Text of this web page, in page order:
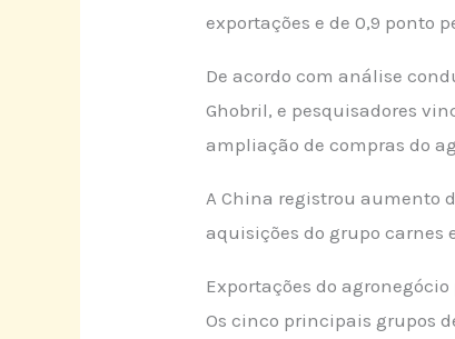
exportações e de 0,9 ponto
De acordo com análise
Ghobril, e pesquisadores
ampliação de compras do
A China registrou aumento
aquisições do grupo carnes
Exportações do
Os cinco principais grupos